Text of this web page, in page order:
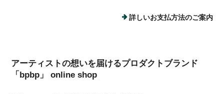
詳しいお支払方法のご案内
アーティストの想いを届けるプロダクトブランド
「bpbp」 online shop